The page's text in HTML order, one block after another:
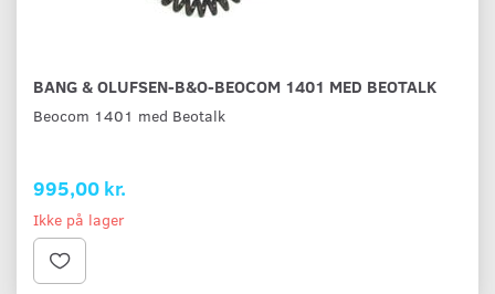
BANG & OLUFSEN-B&O-BEOCOM 1401 MED BEOTALK
Beocom 1401 med Beotalk
995,00 kr.
Ikke på lager